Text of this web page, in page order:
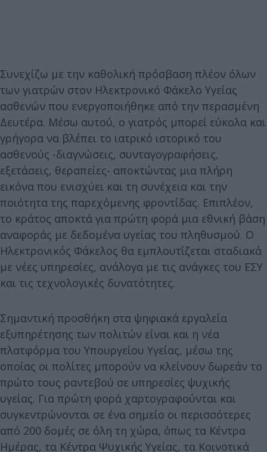
Συνεχίζω με την καθολική πρόσβαση πλέον όλων
των γιατρών στον Ηλεκτρονικό Φάκελο Υγείας
ασθενών που ενεργοποιήθηκε από την περασμένη
Δευτέρα. Μέσω αυτού, ο γιατρός μπορεί εύκολα και
γρήγορα να βλέπει το ιατρικό ιστορικό του
ασθενούς -διαγνώσεις, συνταγογραφήσεις,
εξετάσεις, θεραπείες- αποκτώντας μια πλήρη
εικόνα που ενισχύει και τη συνέχεια και την
ποιότητα της παρεχόμενης φροντίδας. Επιπλέον,
το κράτος αποκτά για πρώτη φορά μια εθνική βάση
αναφοράς με δεδομένα υγείας του πληθυσμού. Ο
Ηλεκτρονικός Φάκελος θα εμπλουτίζεται σταδιακά
με νέες υπηρεσίες, ανάλογα με τις ανάγκες του ΕΣΥ
και τις τεχνολογικές δυνατότητες.
Σημαντική προσθήκη στα ψηφιακά εργαλεία
εξυπηρέτησης των πολιτών είναι και η νέα
πλατφόρμα του Υπουργείου Υγείας, μέσω της
οποίας οι πολίτες μπορούν να κλείνουν δωρεάν το
πρώτο τους ραντεβού σε υπηρεσίες ψυχικής
υγείας. Για πρώτη φορά χαρτογραφούνται και
συγκεντρώνονται σε ένα σημείο οι περισσότερες
από 200 δομές σε όλη τη χώρα, όπως τα Κέντρα
Ημέρας, τα Κέντρα Ψυχικής Υγείας, τα Κοινοτικά